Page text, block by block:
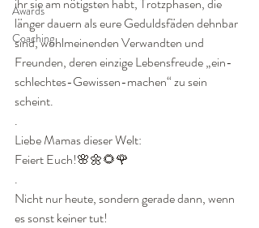
Awards
Coaching
länger dauern als eure Geduldsfäden dehnbar
sind, wohlmeinenden Verwandten und
Freunden, deren einzige Lebensfreude „ein-
schlechtes-Gewissen-machen“ zu sein
scheint.
.
Liebe Mamas dieser Welt:
Feiert Euch!🌸🌼🌻🌹
.
Nicht nur heute, sondern gerade dann, wenn
es sonst keiner tut!